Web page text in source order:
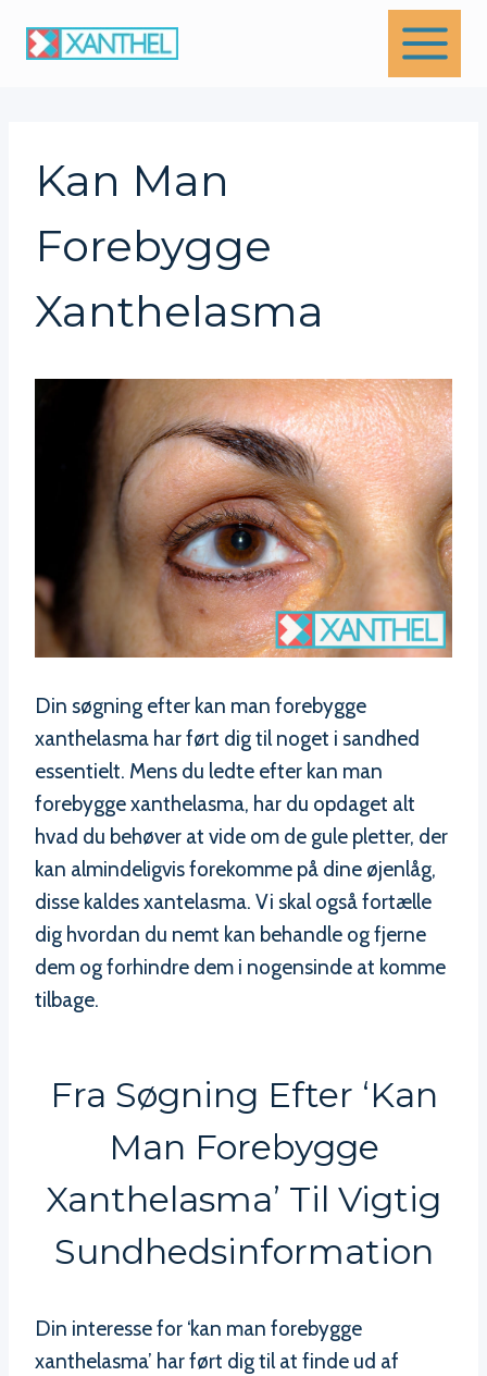
Kan Man
Forebygge
Xanthelasma
Din søgning efter kan man forebygge
xanthelasma har ført dig til noget i sandhed
essentielt. Mens du ledte efter kan man
forebygge xanthelasma, har du opdaget alt
hvad du behøver at vide om de gule pletter, der
kan almindeligvis forekomme på dine øjenlåg,
disse kaldes xantelasma. Vi skal også fortælle
dig hvordan du nemt kan behandle og fjerne
dem og forhindre dem i nogensinde at komme
tilbage.
Fra Søgning Efter ‘kan
Man Forebygge
Xanthelasma’ Til Vigtig
Sundhedsinformation
Din interesse for ‘kan man forebygge
xanthelasma’ har ført dig til at finde ud af